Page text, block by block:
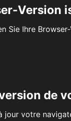
Version
Sie Ihre
de
jour votre